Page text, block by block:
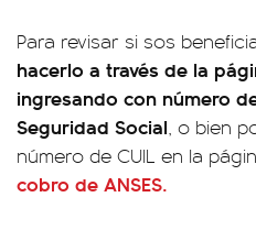
Para revisar si sos
hacerlo a través de la
ingresando con número
Seguridad Social, o bien
número de CUIL en la
cobro de ANSES.